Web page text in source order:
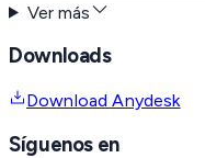
Ver más
Downloads
Download Anydesk
Síguenos en